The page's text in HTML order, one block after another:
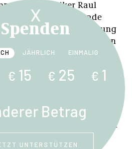
Historiker Raul
früh die entscheidende
für die Durchführung
unter Eisenbahnern
deshalb
ohne ihn je ganz
können. Jeder
kritische Stimme
nur das »reibungslose
NS-Staats, sondern
seine Strukturen
X
Spenden
JÄHRLICH EINMALIG
€ 15 € 25 € 1
Betrag
UNTERSTÜTZEN